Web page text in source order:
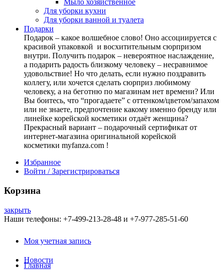
Мыло хозяйственное
Для уборки кухни
Для уборки ванной и туалета
Подарки
Подарок – какое волшебное слово! Оно ассоциируется с
красивой упаковкой и восхитительным сюрпризом
внутри. Получить подарок – невероятное наслаждение,
а подарить радость близкому человеку – несравнимое
удовольствие! Но что делать, если нужно поздравить
коллегу, или хочется сделать сюрприз любимому
человеку, а на беготню по магазинам нет времени? Или
Вы боитесь, что “прогадаете” с оттенком/цветом/запахом
или не знаете, предпочтение какому именно бренду или
линейке корейской косметики отдаёт женщина?
Прекрасный вариант – подарочный сертификат от
интернет-магазина оригинальной корейской
косметики myfanza.com !
Избранное
Войти / Зарегистрироваться
Корзина
закрыть
Наши телефоны: +7-499-213-28-48 и +7-977-285-51-60
Моя учетная запись
Новости
Главная